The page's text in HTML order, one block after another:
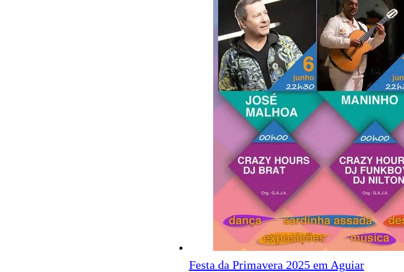
Festa da Primavera 2025 em Aguiar